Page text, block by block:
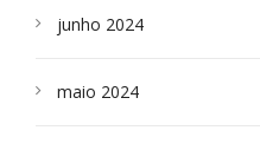
junho 2024
maio 2024